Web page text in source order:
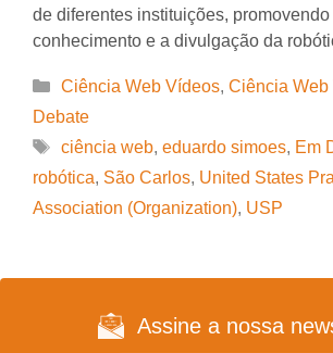
de diferentes instituições,
conhecimento e a divulgação da
Categorias
Ciência Web Vídeos, Ciência Web
Debate
Tags
ciência web, eduardo simoes, Em
robótica, São Carlos, United States
Association (Organization), USP
Assine a nossa